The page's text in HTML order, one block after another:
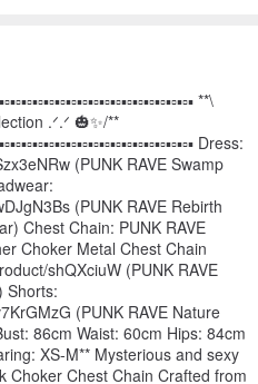
**\
.ᐟ.ᐟ 🎃✨/**
Dress:
(PUNK RAVE Swamp
(PUNK RAVE Rebirth
Chest Chain: PUNK RAVE
Choker Metal Chest Chain
shQXciuW (PUNK RAVE
Shorts:
(PUNK RAVE Nature
86cm Waist: 60cm Hips: 84cm
XS-M** Mysterious and sexy
Choker Chest Chain Crafted from